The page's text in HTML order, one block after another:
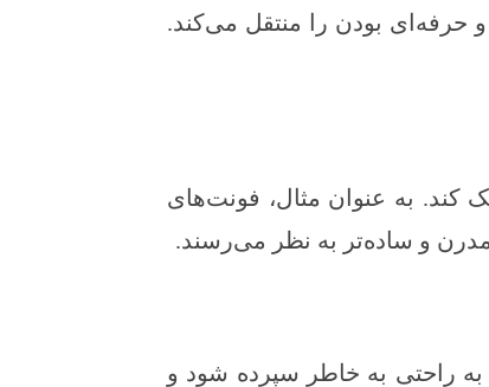
حرفه‌ای بودن را منتقل می‌کند.
به عنوان مثال، فونت‌های
راحتی به خاطر سپرده شود و